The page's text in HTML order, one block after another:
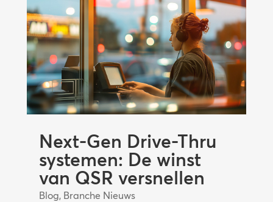
Next-Gen Drive-Thru
systemen: De winst
van QSR versnellen
Blog, Branche Nieuws